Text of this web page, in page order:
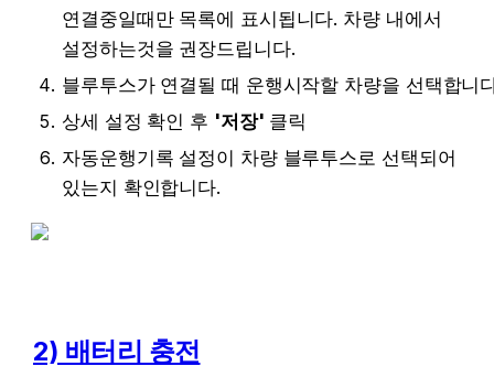
연결중일때만 목록에 표시됩니다. 차량 내에서
설정하는것을 권장드립니다.
블루투스가 연결될 때 운행시작할 차량을 선택합니
상세 설정 확인 후 '저장' 클릭
자동운행기록 설정이 차량 블루투스로 선택되어
있는지 확인합니다.
2) 배터리 충전